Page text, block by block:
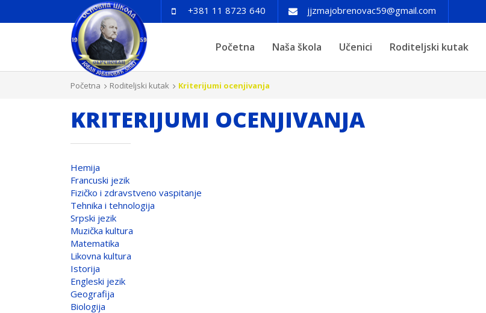
+381 11 8723 640 jjzmajobrenovac59@gmail.com
Početna Naša škola Učenici Roditeljski kutak
Početna Roditeljski kutak Kriterijumi ocenjivanja
KRITERIJUMI OCENJIVANJA
Hemija
Francuski jezik
Fizičko i zdravstveno vaspitanje
Tehnika i tehnologija
Srpski jezik
Muzička kultura
Matematika
Likovna kultura
Istorija
Engleski jezik
Geografija
Biologija